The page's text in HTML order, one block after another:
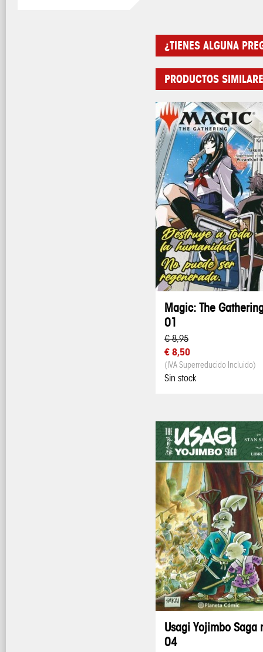
¿TIENES ALGUNA
PRODUCTOS
Magic: The
01
€ 8,95
€ 8,50
(IVA Superreducido Incluido)
Sin stock
Usagi Yojimbo Saga
04